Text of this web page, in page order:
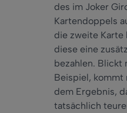
des im Joker
Kartendoppels
die zweite Karte
diese eine
bezahlen. Blickt
Beispiel, kommt
dem Ergebnis,
tatsächlich